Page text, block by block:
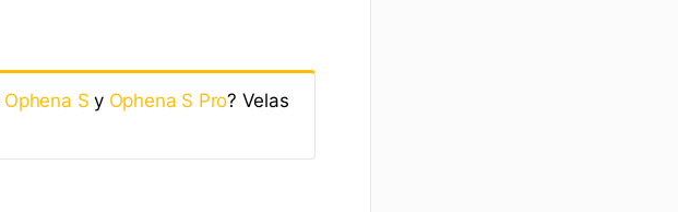
Ophena S y Ophena S Pro? Velas